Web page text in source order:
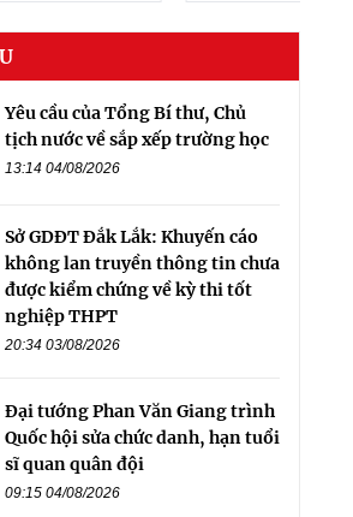
Yêu cầu của Tổng Bí thư, Chủ
tịch nước về sắp xếp trường học
13:14 04/08/2026
Sở GDĐT Đắk Lắk: Khuyến cáo
không lan truyền thông tin chưa
được kiểm chứng về kỳ thi tốt
nghiệp THPT
20:34 03/08/2026
Đại tướng Phan Văn Giang trình
Quốc hội sửa chức danh, hạn tuổi
sĩ quan quân đội
09:15 04/08/2026